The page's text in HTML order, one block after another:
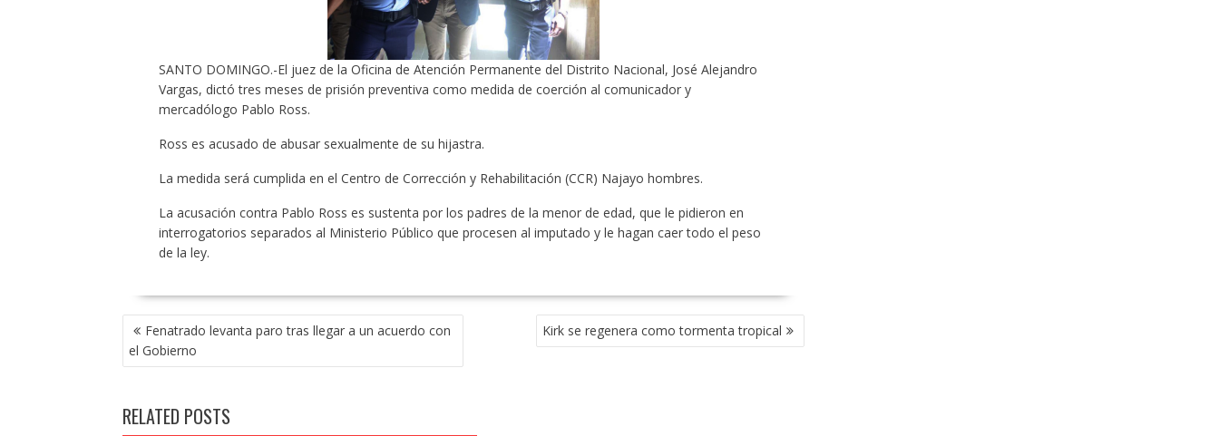
SANTO DOMINGO.-El juez de la Oficina de Atención Permanente del Distrito Nacional, José Alejandro
Vargas, dictó tres meses de prisión preventiva como medida de coerción al comunicador y
mercadólogo Pablo Ross.
Ross es acusado de abusar sexualmente de su hijastra.
La medida será cumplida en el Centro de Corrección y Rehabilitación (CCR) Najayo hombres.
La acusación contra Pablo Ross es sustenta por los padres de la menor de edad, que le pidieron en
interrogatorios separados al Ministerio Público que procesen al imputado y le hagan caer todo el peso
de la ley.
POST
NAVIGATION
Fenatrado levanta paro tras llegar a un acuerdo con
el Gobierno
Kirk se regenera como tormenta tropical
RELATED POSTS